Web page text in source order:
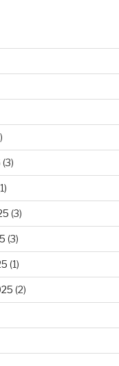
(3)
(3)
(3)
(1)
(2)